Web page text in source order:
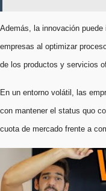
Además, la innovación
empresas al optimizar
de los productos y servicios
En un entorno volátil, las
con mantener el status quo
cuota de mercado frente a